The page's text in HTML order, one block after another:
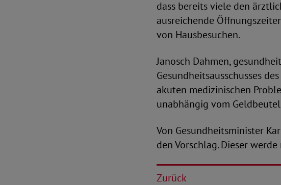
dass bereits viele den
ausreichende
von Hausbesuchen.
Janosch Dahmen,
Gesundheitsausschusses
akuten medizinischen
unabhängig vom
Von Gesundheitsminister
den Vorschlag. Dieser
Zurück